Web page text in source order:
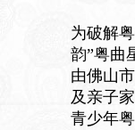
为破解
韵”粤曲
由佛山
及亲子
青少年